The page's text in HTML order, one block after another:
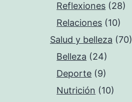
Reflexiones (28)
Relaciones (10)
Salud y belleza (70)
Belleza (24)
Deporte (9)
Nutrición (10)